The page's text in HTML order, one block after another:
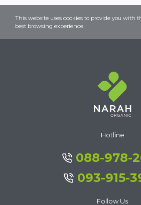
This website uses cookies to provide you with
best browsing experience.
Hotline
088-978-
093-915-
Follow Us